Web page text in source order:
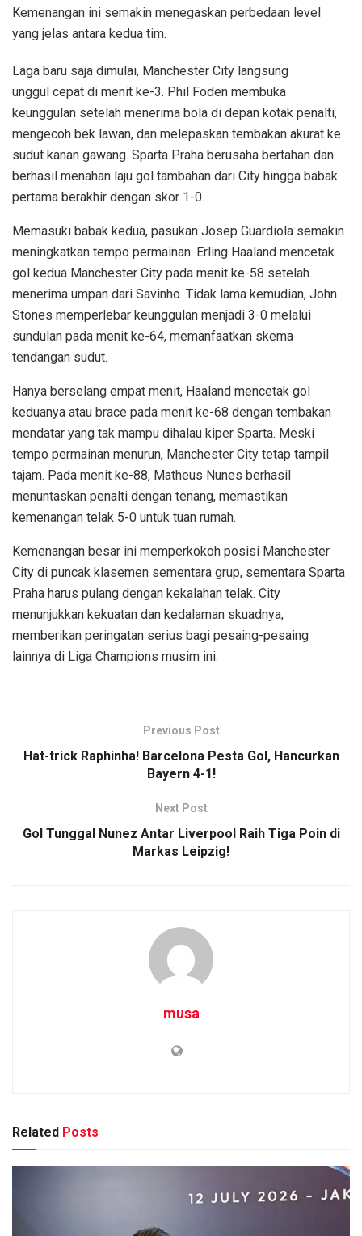
Kemenangan ini semakin menegaskan perbedaan level
yang jelas antara kedua tim.
Laga baru saja dimulai, Manchester City langsung
unggul cepat di menit ke-3. Phil Foden membuka
keunggulan setelah menerima bola di depan kotak penalti,
mengecoh bek lawan, dan melepaskan tembakan akurat ke
sudut kanan gawang. Sparta Praha berusaha bertahan dan
berhasil menahan laju gol tambahan dari City hingga babak
pertama berakhir dengan skor 1-0.
Memasuki babak kedua, pasukan Josep Guardiola semakin
meningkatkan tempo permainan. Erling Haaland mencetak
gol kedua Manchester City pada menit ke-58 setelah
menerima umpan dari Savinho. Tidak lama kemudian, John
Stones memperlebar keunggulan menjadi 3-0 melalui
sundulan pada menit ke-64, memanfaatkan skema
tendangan sudut.
Hanya berselang empat menit, Haaland mencetak gol
keduanya atau brace pada menit ke-68 dengan tembakan
mendatar yang tak mampu dihalau kiper Sparta. Meski
tempo permainan menurun, Manchester City tetap tampil
tajam. Pada menit ke-88, Matheus Nunes berhasil
menuntaskan penalti dengan tenang, memastikan
kemenangan telak 5-0 untuk tuan rumah.
Kemenangan besar ini memperkokoh posisi Manchester
City di puncak klasemen sementara grup, sementara Sparta
Praha harus pulang dengan kekalahan telak. City
menunjukkan kekuatan dan kedalaman skuadnya,
memberikan peringatan serius bagi pesaing-pesaing
lainnya di Liga Champions musim ini.
Previous Post
Hat-trick Raphinha! Barcelona Pesta Gol, Hancurkan
Bayern 4-1!
Next Post
Gol Tunggal Nunez Antar Liverpool Raih Tiga Poin di
Markas Leipzig!
musa
Related Posts